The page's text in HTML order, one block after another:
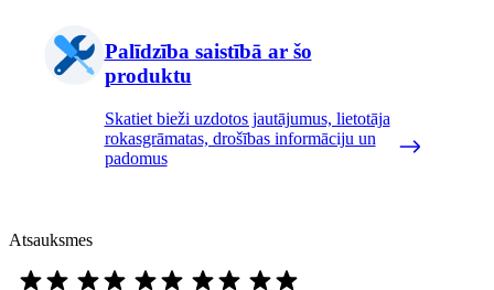
Palīdzība saistībā ar šo
produktu
Skatiet bieži uzdotos jautājumus, lietotāja
rokasgrāmatas, drošības informāciju un
padomus
Atsauksmes